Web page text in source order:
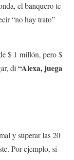
el banquero te
“no hay trato”
$ 1 millón, pero $
di “Alexa, juega
y superar las 20
Por ejemplo, si